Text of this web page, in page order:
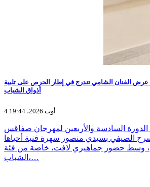
الفنان الشامي تندرج في إطار الحرص على تلبية
أذواق الشباب
4 أوت 2026، 19:44
السادسة والأربعين لمهرجان صفاقس
الصيفي بسيدي منصور سهرة فنية أحياها
وسط حضور جماهيري لافت، خاصة من فئة
الشباب،…